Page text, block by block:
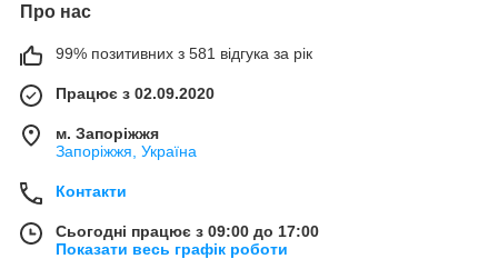
Про нас
99% позитивних з 581 відгука за рік
Працює з 02.09.2020
м. Запоріжжя
Запоріжжя, Україна
Контакти
Сьогодні працює з 09:00 до 17:00
Показати весь графік роботи